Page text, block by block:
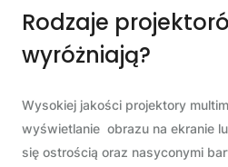
Rodzaje
wyróżniają?
Wysokiej jakości projektory
wyświetlanie obrazu na ekranie
się ostrością oraz nasyconymi